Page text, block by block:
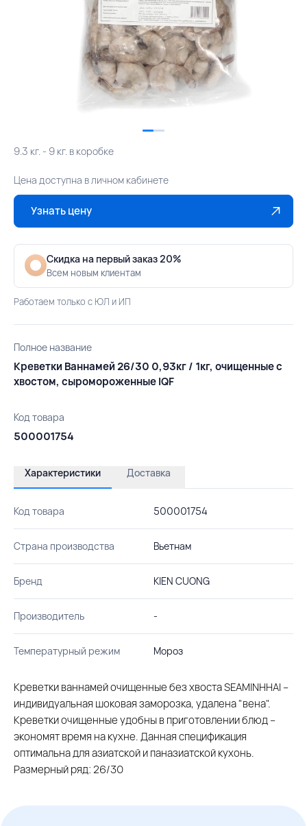
9.3 кг. - 9 кг. в коробке
Цена доступна в личном кабинете
Узнать цену
Скидка на первый заказ 20%
Всем новым клиентам
Работаем только с ЮЛ и ИП
Полное название
Креветки Ваннамей 26/30 0,93кг / 1кг, очищенные с
хвостом, сыромороженные IQF
Код товара
500001754
Характеристики Доставка
Код товара 500001754
Страна производства Вьетнам
Бренд KIEN CUONG
Производитель -
Температурный режим Мороз
Креветки ваннамей очищенные без хвоста SEAMINHHAI –
индивидуальная шоковая заморозка, удалена "вена".
Креветки очищенные удобны в приготовлении блюд –
экономят время на кухне. Данная спецификация
оптимальна для азиатской и паназиатской кухонь.
Размерный ряд: 26/30